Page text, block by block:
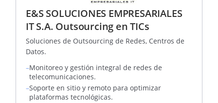
E&S SOLUCIONES EMPRESARIALES
IT S.A. Outsourcing en TICs
Soluciones de Outsourcing de Redes, Centros de
Datos.
–Monitoreo y gestión integral de redes de
telecomunicaciones.
–Soporte en sitio y remoto para optimizar
plataformas tecnológicas.